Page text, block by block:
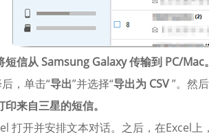
短信从 Samsung Galaxy 传输到 PC/Mac。
，单击“导出”并选择“导出为 CSV”。然
印来自三星的短信。
打开并安排文本对话。之后，在Excel上